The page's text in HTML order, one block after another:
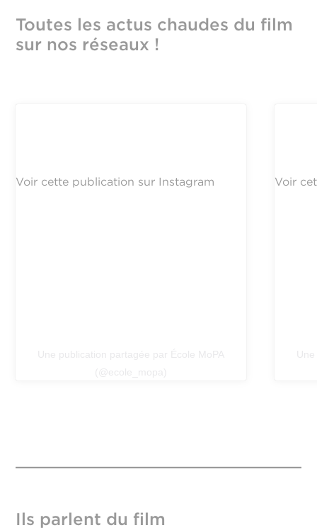
Toutes les actus chaudes du film
sur nos réseaux !
Voir cette publication sur Instagram Voir
Ils parlent du film